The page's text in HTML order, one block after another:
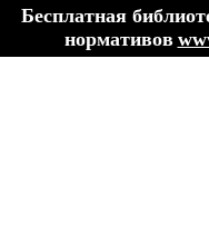
Бесплатная
нормативов